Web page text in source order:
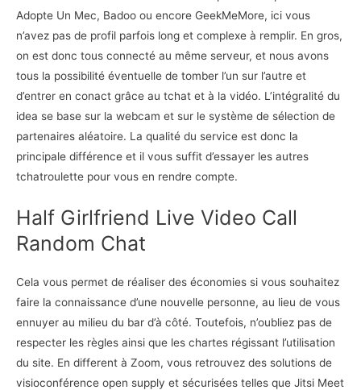
Adopte Un Mec, Badoo ou encore GeekMeMore, ici vous
n’avez pas de profil parfois long et complexe à remplir. En gros,
on est donc tous connecté au même serveur, et nous avons
tous la possibilité éventuelle de tomber l’un sur l’autre et
d’entrer en conact grâce au tchat et à la vidéo. L’intégralité du
idea se base sur la webcam et sur le système de sélection de
partenaires aléatoire. La qualité du service est donc la
principale différence et il vous suffit d’essayer les autres
tchatroulette pour vous en rendre compte.
Half Girlfriend Live Video Call
Random Chat
Cela vous permet de réaliser des économies si vous souhaitez
faire la connaissance d’une nouvelle personne, au lieu de vous
ennuyer au milieu du bar d’à côté. Toutefois, n’oubliez pas de
respecter les règles ainsi que les chartes régissant l’utilisation
du site. En different à Zoom, vous retrouvez des solutions de
visioconférence open supply et sécurisées telles que Jitsi Meet